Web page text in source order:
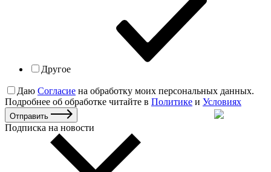
Другое
Даю Согласие на обработку моих персональных данных.
Подробнее об обработке читайте в Политике и Условиях
Отправить
Подписка на новости